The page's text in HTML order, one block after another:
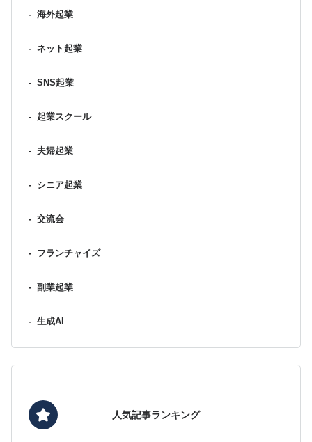
- 海外起業
- ネット起業
- SNS起業
- 起業スクール
- 夫婦起業
- シニア起業
- 交流会
- フランチャイズ
- 副業起業
- 生成AI
人気記事ランキング